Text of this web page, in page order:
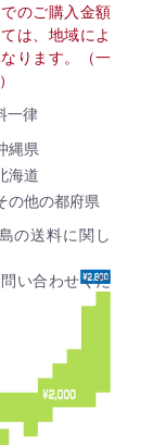
のご購入金額
は、地域によ
ります。（一
一律
縄県
海道
の他の都府県
の送料に関し
い合わせくだ